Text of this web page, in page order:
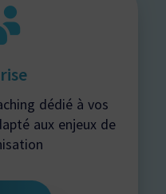
dédié à vos
aux enjeux de